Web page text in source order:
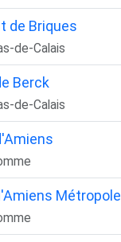
de Briques
de-Calais
Berck
de-Calais
Métropole